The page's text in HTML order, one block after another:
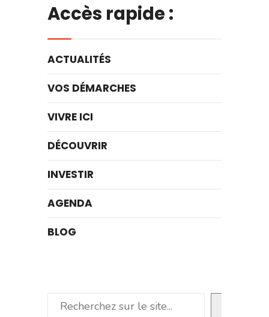
Accès rapide :
ACTUALITÉS
VOS DÉMARCHES
VIVRE ICI
DÉCOUVRIR
INVESTIR
AGENDA
BLOG
Rechercher